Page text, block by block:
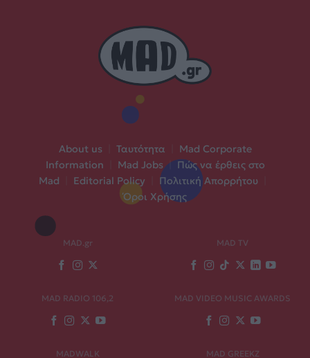
About us Ταυτότητα
Mad Corporate
Information
Mad Jobs | Πώς να έρθεις στο
Mad
Editorial Policy Πολιτική Απορρήτου
Όροι Χρήσης
MAD.gr MAD TV
MAD RADIO 106,2 MAD VIDEO MUSIC AWARDS
MADWALK MAD GREEKZ